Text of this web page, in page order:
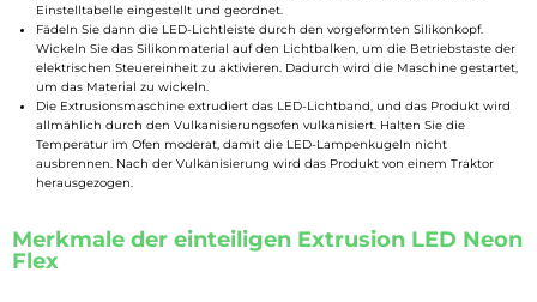
Einstelltabelle eingestellt und geordnet.
Fädeln Sie dann die LED-Lichtleiste durch den vorgeformten Silikonkopf.
Wickeln Sie das Silikonmaterial auf den Lichtbalken, um die Betriebstaste der
elektrischen Steuereinheit zu aktivieren. Dadurch wird die Maschine gestartet,
um das Material zu wickeln.
Die Extrusionsmaschine extrudiert das LED-Lichtband, und das Produkt wird
allmählich durch den Vulkanisierungsofen vulkanisiert. Halten Sie die
Temperatur im Ofen moderat, damit die LED-Lampenkugeln nicht
ausbrennen. Nach der Vulkanisierung wird das Produkt von einem Traktor
herausgezogen.
Merkmale der einteiligen Extrusion LED Neon
Flex